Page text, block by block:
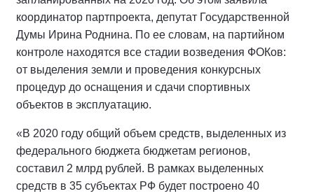
координатор партпроекта, депутат Государственной
Думы Ирина Роднина. По ее словам, на партийном
контроле находятся все стадии возведения ФОКов:
от выделения земли и проведения конкурсных
процедур до оснащения и сдачи спортивных
объектов в эксплуатацию.
«В 2020 году общий объем средств, выделенных из
федерального бюджета бюджетам регионов,
составил 2 млрд рублей. В рамках выделенных
средств в 35 субъектах РФ будет построено 40